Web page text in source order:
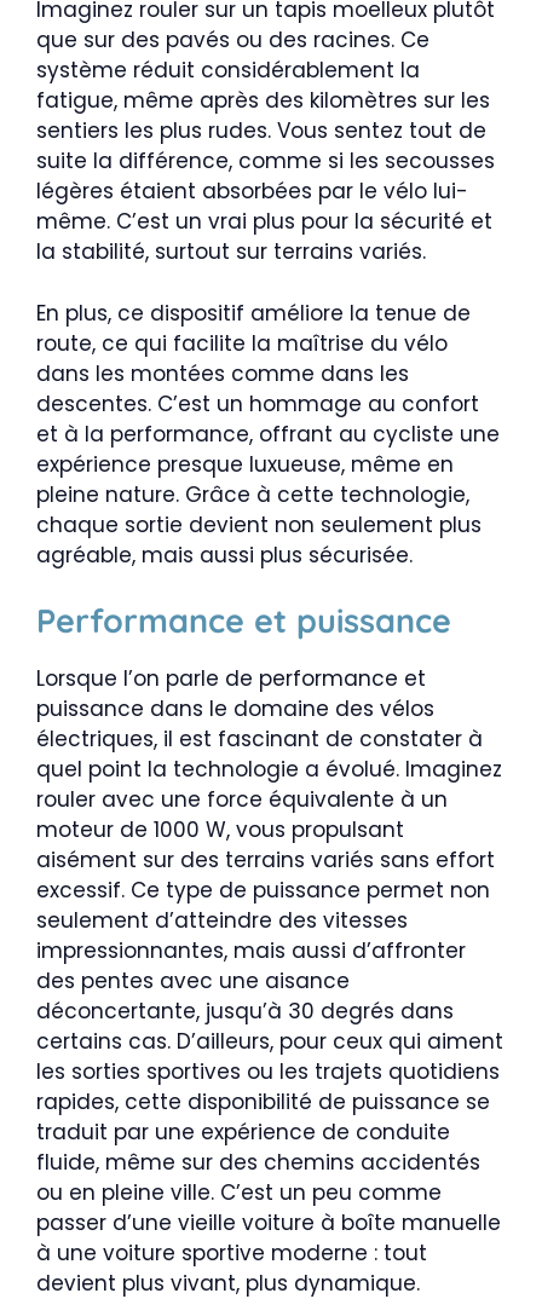
Imaginez rouler sur un tapis moelleux plutôt
que sur des pavés ou des racines. Ce
système réduit considérablement la
fatigue, même après des kilomètres sur les
sentiers les plus rudes. Vous sentez tout de
suite la différence, comme si les secousses
légères étaient absorbées par le vélo lui-
même. C’est un vrai plus pour la sécurité et
la stabilité, surtout sur terrains variés.
En plus, ce dispositif améliore la tenue de
route, ce qui facilite la maîtrise du vélo
dans les montées comme dans les
descentes. C’est un hommage au confort
et à la performance, offrant au cycliste une
expérience presque luxueuse, même en
pleine nature. Grâce à cette technologie,
chaque sortie devient non seulement plus
agréable, mais aussi plus sécurisée.
Performance et puissance
Lorsque l’on parle de performance et
puissance dans le domaine des vélos
électriques, il est fascinant de constater à
quel point la technologie a évolué. Imaginez
rouler avec une force équivalente à un
moteur de 1000 W, vous propulsant
aisément sur des terrains variés sans effort
excessif. Ce type de puissance permet non
seulement d’atteindre des vitesses
impressionnantes, mais aussi d’affronter
des pentes avec une aisance
déconcertante, jusqu’à 30 degrés dans
certains cas. D’ailleurs, pour ceux qui aiment
les sorties sportives ou les trajets quotidiens
rapides, cette disponibilité de puissance se
traduit par une expérience de conduite
fluide, même sur des chemins accidentés
ou en pleine ville. C’est un peu comme
passer d’une vieille voiture à boîte manuelle
à une voiture sportive moderne : tout
devient plus vivant, plus dynamique.